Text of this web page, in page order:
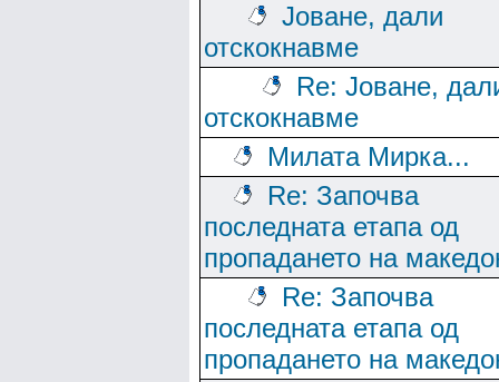
Јоване, дали
отскокнавме
Re: Јоване,
отскокнавме
Милата Мирка...
Re: Започва
последната етапа од
пропадането на
Re: Започва
последната етапа од
пропадането на